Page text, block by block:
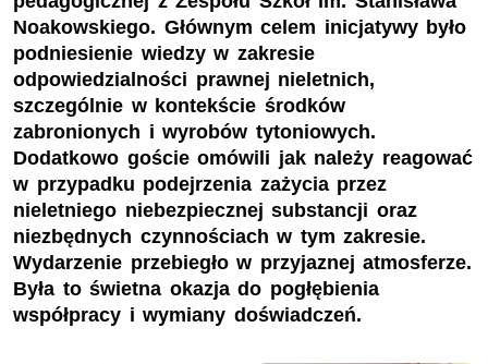
Noakowskiego. Głównym celem inicjatywy było
podniesienie wiedzy w zakresie
odpowiedzialności prawnej nieletnich,
szczególnie w kontekście środków
zabronionych i wyrobów tytoniowych.
Dodatkowo goście omówili jak należy reagować
w przypadku podejrzenia zażycia przez
nieletniego niebezpiecznej substancji oraz
niezbędnych czynnościach w tym zakresie.
Wydarzenie przebiegło w przyjaznej atmosferze.
Była to świetna okazja do pogłębienia
współpracy i wymiany doświadczeń.